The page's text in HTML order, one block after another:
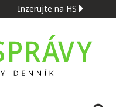
Inzerujte na HS